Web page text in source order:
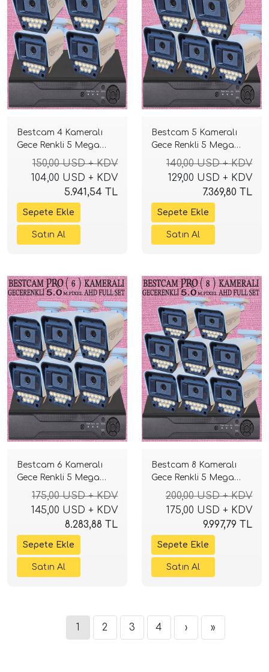
Bestcam 4 Kameralı
Gece Renkli 5 Mega
Piksel Sony Lensli 4K
Güvenlik Sistemi
150,00 USD + KDV
104,00 USD + KDV
5.941,54 TL
Bestcam 5 Kameralı
Gece Renkli 5 Mega
Piksel Sony Lensli 4K
Güvenlik Sistemi
140,00 USD + KDV
129,00 USD + KDV
7.369,80 TL
Bestcam 6 Kameralı
Gece Renkli 5 Mega
Piksel Sony Lensli 4K
Güvenlik Sistemi
175,00 USD + KDV
145,00 USD + KDV
8.283,88 TL
Bestcam 8 Kameralı
Gece Renkli 5 Mega
Piksel Sony Lensli 4K
Güvenlik Sistemi
200,00 USD + KDV
175,00 USD + KDV
9.997,79 TL
1 2 3 4 › »